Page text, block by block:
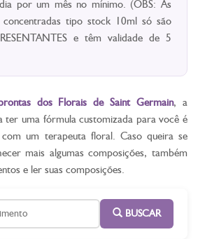
por um mês no mínimo. (OBS: As
concentradas tipo stock 10ml só são
e têm validade de 5
dos Florais de Saint Germain, a
ter uma fórmula customizada para você é
com um terapeuta floral. Caso queira se
mais algumas composições, também
e ler suas composições.
BUSCAR